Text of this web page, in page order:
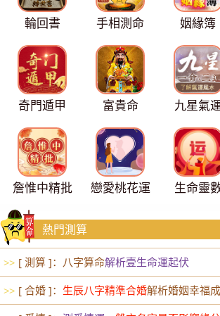
輪回書 手相測命 姻緣簿
奇門遁甲 富貴命 九星氣
詹惟中精批 戀愛桃花運 生命靈
熱門測算
>> [ 測算 ]：八字算命解析壹生命運起伏
>> [ 合婚 ]： 生辰八字精準合婚解析婚姻幸福